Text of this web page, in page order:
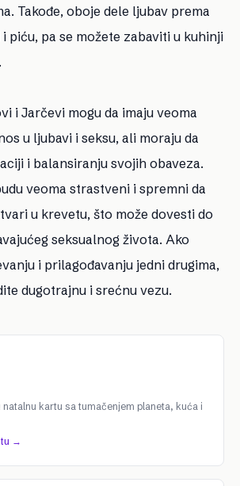
Takođe, oboje dele ljubav prema
piću, pa se možete zabaviti u kuhinji
i Jarčevi mogu da imaju veoma
u ljubavi i seksu, ali moraju da
i balansiranju svojih obaveza.
veoma strastveni i spremni da
u krevetu, što može dovesti do
seksualnog života. Ako
i prilagođavanju jedni drugima,
dugotrajnu i srećnu vezu.
kartu sa tumačenjem planeta, kuća i
→